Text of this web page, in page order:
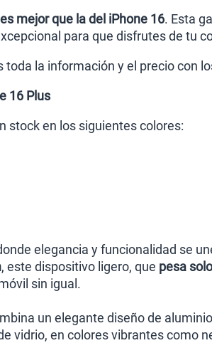
mejor que la del iPhone 16. Esta
para que disfrutes de tu
toda la información y el precio con
16 Plus
stock en los siguientes colores:
elegancia y funcionalidad se
, este dispositivo ligero, que pesa
sin igual.
un elegante diseño de
vidrio, en colores vibrantes como